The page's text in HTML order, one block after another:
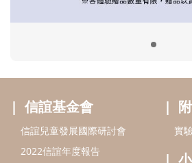
2024信誼年度報告
好孕袋
分齡育兒電子報
線上教養諮詢